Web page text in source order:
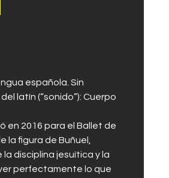
española. Sin
latín (“sonido”): Cuerpo
en 2016 para el Ballet de
la figura de Buñuel,
disciplina jesuítica y la
perfectamente lo que